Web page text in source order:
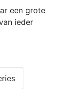
een grote
ieder